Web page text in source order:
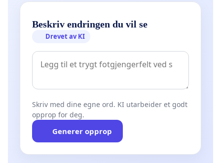
Beskriv endringen du vil se
Drevet av KI
Skriv med dine egne ord. KI utarbeider et godt
opprop for deg.
Generer opprop